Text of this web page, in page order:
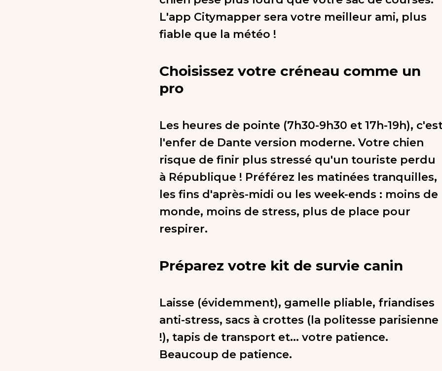
L'app Citymapper sera votre meilleur ami, plus
fiable que la météo !
Choisissez votre créneau comme un
pro
Les heures de pointe (7h30-9h30 et 17h-19h),
l'enfer de Dante version moderne. Votre chien
risque de finir plus stressé qu'un touriste perdu
à République ! Préférez les matinées tranquilles,
les fins d'après-midi ou les week-ends : moins de
monde, moins de stress, plus de place pour
respirer.
Préparez votre kit de survie canin
Laisse (évidemment), gamelle pliable, friandises
anti-stress, sacs à crottes (la politesse parisienne
!), tapis de transport et... votre patience.
Beaucoup de patience.